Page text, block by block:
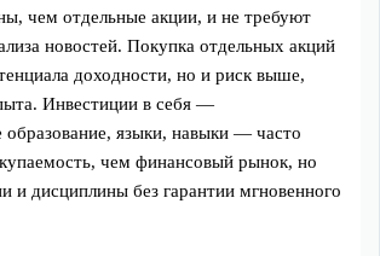
чем отдельные акции, и не требуют
новостей. Покупка отдельных акций
доходности, но и риск выше,
Инвестиции в себя —
образование, языки, навыки — часто
чем финансовый рынок, но
и дисциплины без гарантии мгновенного